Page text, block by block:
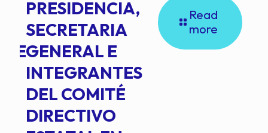
PRESIDENCIA,
SECRETARIA
GENERAL E
INTEGRANTES
DEL COMITÉ
DIRECTIVO
Read
more